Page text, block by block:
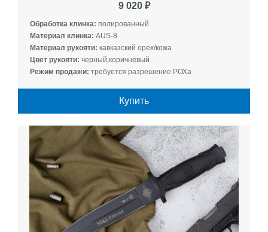
9 020 ₽
Обработка клинка: полированный
Материал клинка: AUS-8
Материал рукояти: кавказский орех/кожа
Цвет рукояти: черный,коричневый
Режим продажи: требуется разрешение РОХа
Купить